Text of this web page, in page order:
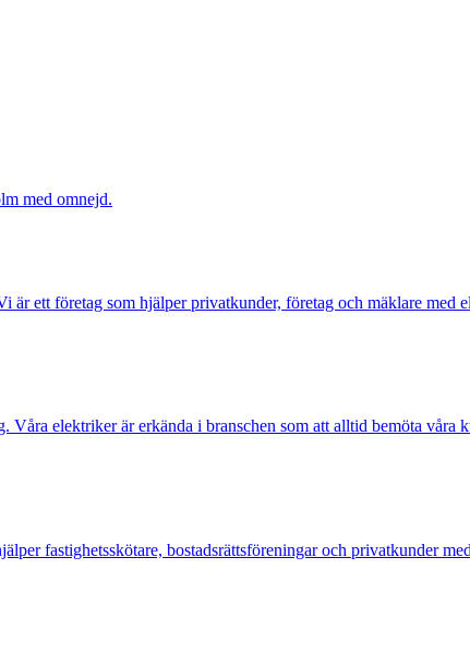
med omnejd.
är ett företag som hjälper privatkunder, företag och mäklare
elektriker är erkända i branschen som att alltid bemöta våra
fastighetsskötare, bostadsrättsföreningar och privatkunder